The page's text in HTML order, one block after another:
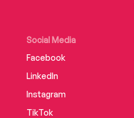
Social Media
Facebook
LinkedIn
Instagram
TikTok